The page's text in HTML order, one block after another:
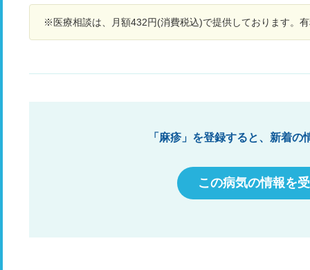
た。 体のだるさと、頭痛があります。 二週間く
らい風邪の症状があり、良くなってきたところで
※医療相談は、月額432円(消費税込)で提供しております。
「麻疹」を登録すると、新着の
この病気の情報を